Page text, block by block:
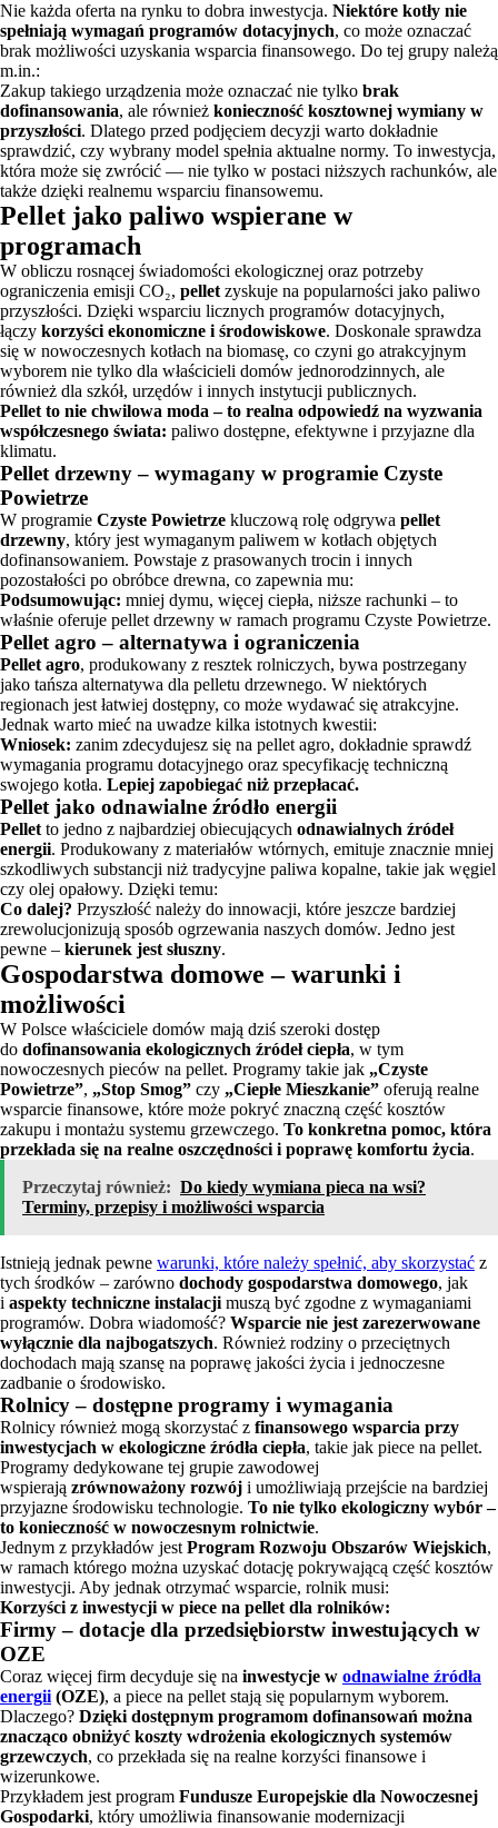
Nie każda oferta na rynku to dobra inwestycja. Niektóre kotły nie
spełniają wymagań programów dotacyjnych, co może oznaczać
brak możliwości uzyskania wsparcia finansowego. Do tej grupy należą
m.in.:
Zakup takiego urządzenia może oznaczać nie tylko brak
dofinansowania, ale również konieczność kosztownej wymiany w
przyszłości. Dlatego przed podjęciem decyzji warto dokładnie
sprawdzić, czy wybrany model spełnia aktualne normy. To inwestycja,
która może się zwrócić — nie tylko w postaci niższych rachunków, ale
także dzięki realnemu wsparciu finansowemu.
Pellet jako paliwo wspierane w
programach
W obliczu rosnącej świadomości ekologicznej oraz potrzeby
ograniczenia emisji CO₂, pellet zyskuje na popularności jako paliwo
przyszłości. Dzięki wsparciu licznych programów dotacyjnych,
łączy korzyści ekonomiczne i środowiskowe. Doskonale sprawdza
się w nowoczesnych kotłach na biomasę, co czyni go atrakcyjnym
wyborem nie tylko dla właścicieli domów jednorodzinnych, ale
również dla szkół, urzędów i innych instytucji publicznych.
Pellet to nie chwilowa moda – to realna odpowiedź na wyzwania
współczesnego świata: paliwo dostępne, efektywne i przyjazne dla
klimatu.
Pellet drzewny – wymagany w programie Czyste
Powietrze
W programie Czyste Powietrze kluczową rolę odgrywa pellet
drzewny, który jest wymaganym paliwem w kotłach objętych
dofinansowaniem. Powstaje z prasowanych trocin i innych
pozostałości po obróbce drewna, co zapewnia mu:
Podsumowując: mniej dymu, więcej ciepła, niższe rachunki – to
właśnie oferuje pellet drzewny w ramach programu Czyste Powietrze.
Pellet agro – alternatywa i ograniczenia
Pellet agro, produkowany z resztek rolniczych, bywa postrzegany
jako tańsza alternatywa dla pelletu drzewnego. W niektórych
regionach jest łatwiej dostępny, co może wydawać się atrakcyjne.
Jednak warto mieć na uwadze kilka istotnych kwestii:
Wniosek: zanim zdecydujesz się na pellet agro, dokładnie sprawdź
wymagania programu dotacyjnego oraz specyfikację techniczną
swojego kotła. Lepiej zapobiegać niż przepłacać.
Pellet jako odnawialne źródło energii
Pellet to jedno z najbardziej obiecujących odnawialnych źródeł
energii. Produkowany z materiałów wtórnych, emituje znacznie mniej
szkodliwych substancji niż tradycyjne paliwa kopalne, takie jak węgiel
czy olej opałowy. Dzięki temu:
Co dalej? Przyszłość należy do innowacji, które jeszcze bardziej
zrewolucjonizują sposób ogrzewania naszych domów. Jedno jest
pewne – kierunek jest słuszny.
Gospodarstwa domowe – warunki i
możliwości
W Polsce właściciele domów mają dziś szeroki dostęp
do dofinansowania ekologicznych źródeł ciepła, w tym
nowoczesnych pieców na pellet. Programy takie jak „Czyste
Powietrze”, „Stop Smog” czy „Ciepłe Mieszkanie” oferują realne
wsparcie finansowe, które może pokryć znaczną część kosztów
zakupu i montażu systemu grzewczego. To konkretna pomoc, która
przekłada się na realne oszczędności i poprawę komfortu życia.
Przeczytaj również: Do kiedy wymiana pieca na wsi?
Terminy, przepisy i możliwości wsparcia
Istnieją jednak pewne warunki, które należy spełnić, aby skorzystać z
tych środków – zarówno dochody gospodarstwa domowego, jak
i aspekty techniczne instalacji muszą być zgodne z wymaganiami
programów. Dobra wiadomość? Wsparcie nie jest zarezerwowane
wyłącznie dla najbogatszych. Również rodziny o przeciętnych
dochodach mają szansę na poprawę jakości życia i jednoczesne
zadbanie o środowisko.
Rolnicy – dostępne programy i wymagania
Rolnicy również mogą skorzystać z finansowego wsparcia przy
inwestycjach w ekologiczne źródła ciepła, takie jak piece na pellet.
Programy dedykowane tej grupie zawodowej
wspierają zrównoważony rozwój i umożliwiają przejście na bardziej
przyjazne środowisku technologie. To nie tylko ekologiczny wybór –
to konieczność w nowoczesnym rolnictwie.
Jednym z przykładów jest Program Rozwoju Obszarów Wiejskich,
w ramach którego można uzyskać dotację pokrywającą część kosztów
inwestycji. Aby jednak otrzymać wsparcie, rolnik musi:
Korzyści z inwestycji w piece na pellet dla rolników:
Firmy – dotacje dla przedsiębiorstw inwestujących w
OZE
Coraz więcej firm decyduje się na inwestycje w odnawialne źródła
energii (OZE), a piece na pellet stają się popularnym wyborem.
Dlaczego? Dzięki dostępnym programom dofinansowań można
znacząco obniżyć koszty wdrożenia ekologicznych systemów
grzewczych, co przekłada się na realne korzyści finansowe i
wizerunkowe.
Przykładem jest program Fundusze Europejskie dla Nowoczesnej
Gospodarki, który umożliwia finansowanie modernizacji